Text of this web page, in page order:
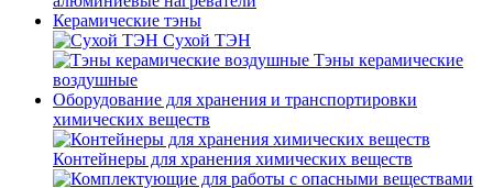
Керамические тэны
Сухой ТЭН
Тэны керамические
воздушные
Оборудование для хранения и транспортировки
химических веществ
Контейнеры для хранения химических веществ